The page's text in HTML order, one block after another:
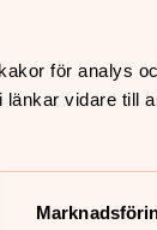
för analys
vidare till